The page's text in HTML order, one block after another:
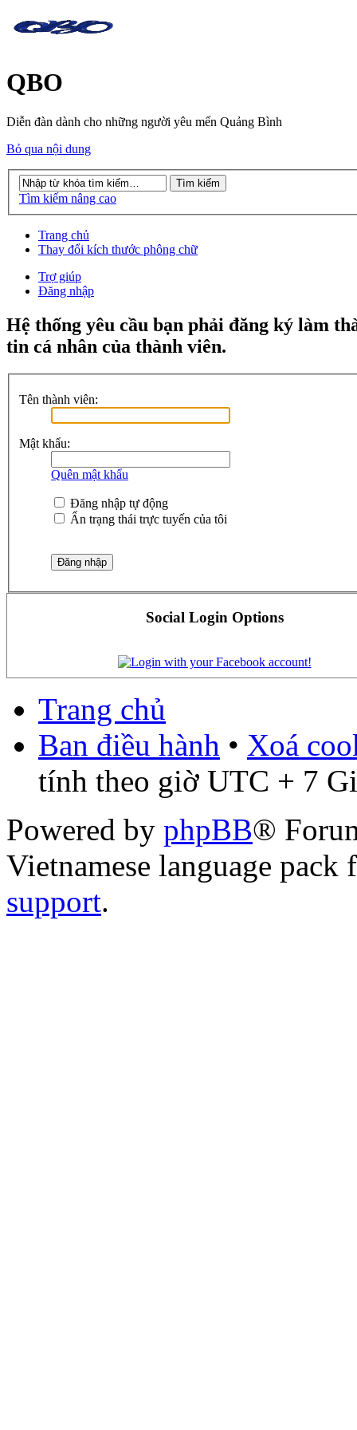
QBO
Diễn đàn dành cho những người yêu mến Quảng Bình
Bỏ qua nội dung
Tìm kiếm nâng cao
Trang chủ
Thay đổi kích thước phông chữ
Trợ giúp
Đăng nhập
Hệ thống yêu cầu bạn phải đăng ký làm
tin cá nhân của thành viên.
Tên thành viên:
Mật khẩu:
Quên mật khẩu
Đăng nhập tự động
Ẩn trạng thái trực tuyến của tôi
Social Login Options
Trang chủ
Ban điều hành • Xoá
tính theo giờ UTC + 7
Powered by phpBB®
Vietnamese language
support.